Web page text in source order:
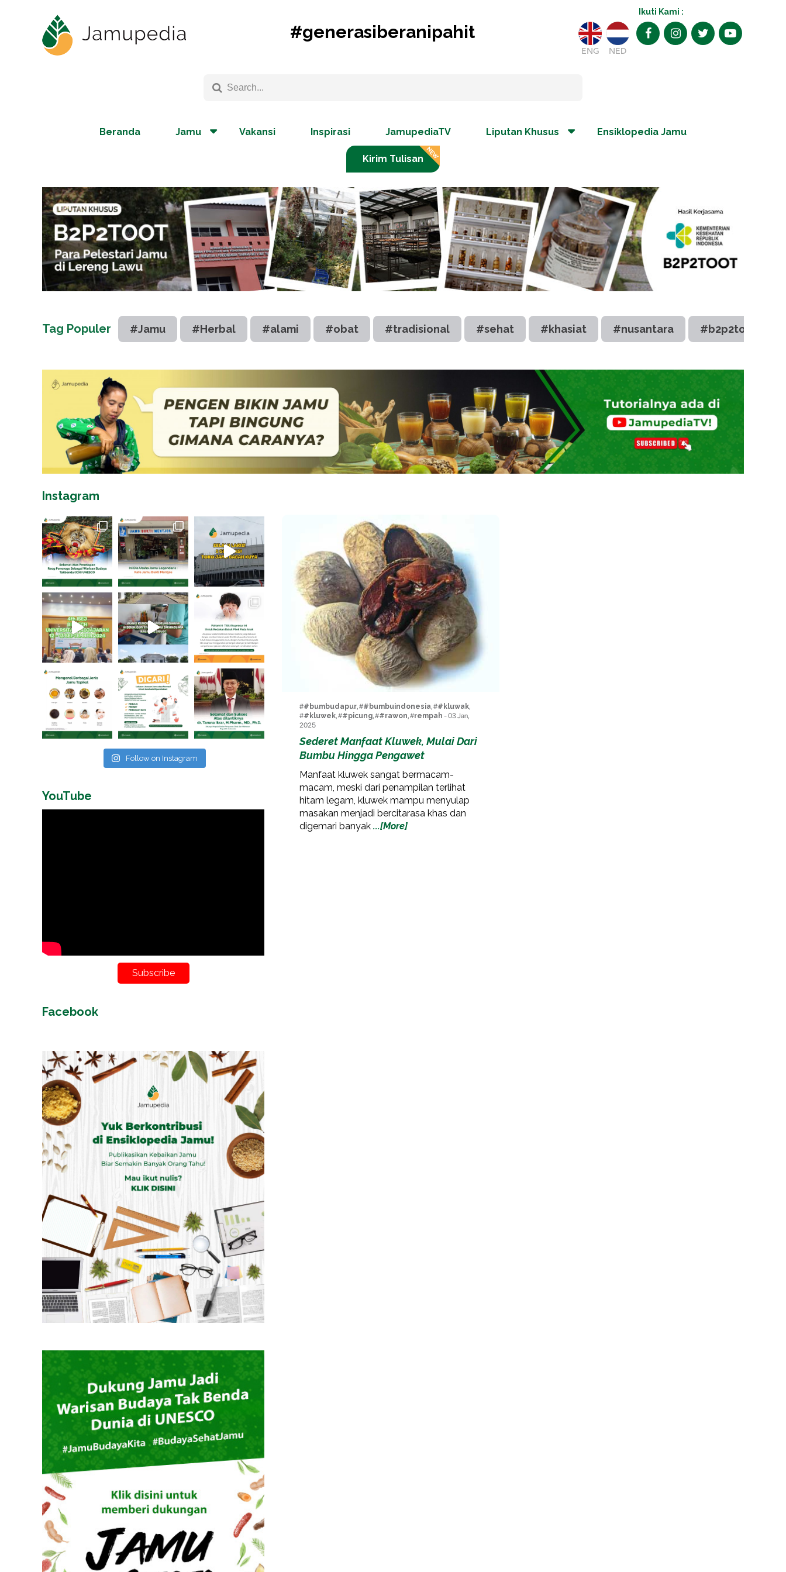
#generasiberanipahit
Ikuti Kami :
ENG NED
Beranda Jamu Vakansi Inspirasi JamupediaTV Liputan Khusus Ensiklopedia Jamu
Kirim Tulisan
Tag Populer #Jamu #Herbal #alami #obat #tradisional #sehat #khasiat #nusantara #b2p2toot
##bumbudapur, ##bumbuindonesia, ##kluwak,
##kluwek, ##picung, ##rawon, #rempah - 03 Jan,
2025
Sederet Manfaat Kluwek, Mulai Dari
Bumbu Hingga Pengawet
Manfaat kluwek sangat bermacam-
macam, meski dari penampilan terlihat
hitam legam, kluwek mampu menyulap
masakan menjadi bercitarasa khas dan
digemari banyak ...[More]
Instagram
Follow on Instagram
YouTube
Subscribe
Facebook